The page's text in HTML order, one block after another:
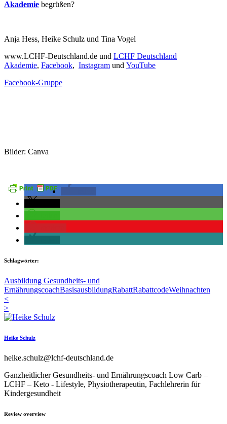
Akademie begrüßen?
Anja Hess, Heike Schulz und Tina Vogel
www.LCHF-Deutschland.de und LCHF Deutschland
Akademie, Facebook, Instagram und YouTube
Facebook-Gruppe
Bilder: Canva
Schlagwörter:
Ausbildung Gesundheits- und
ErnährungscoachBasisausbildungRabattRabattcodeWeihnachten
<
>
Heike Schulz
heike.schulz@lchf-deutschland.de
Ganzheitlicher Gesundheits- und Ernährungscoach Low Carb –
LCHF – Keto - Lifestyle, Physiotherapeutin, Fachlehrerin für
Kindergesundheit
Review overview